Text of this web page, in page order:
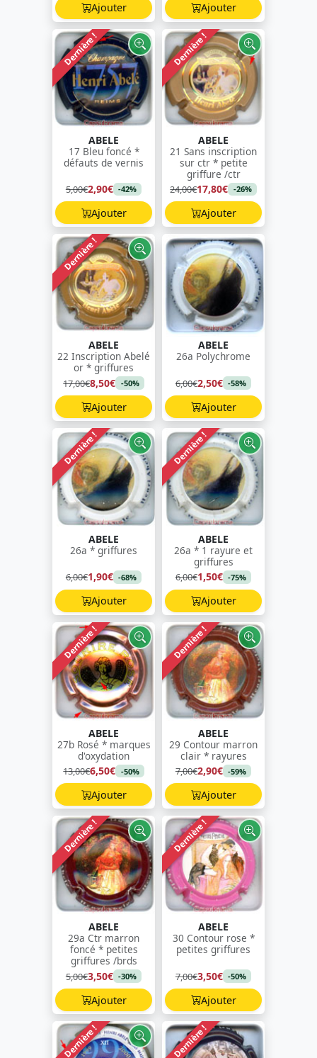
Ajouter
Ajouter
Dernière !
ABELE
17 Bleu foncé *
défauts de vernis
5,00€2,90€ -42%
Ajouter
Dernière !
ABELE
21 Sans inscription
sur ctr * petite
griffure /ctr
24,00€17,80€ -26%
Ajouter
Dernière !
ABELE
22 Inscription Abelé
or * griffures
17,00€8,50€ -50%
Ajouter
ABELE
26a Polychrome
6,00€2,50€ -58%
Ajouter
Dernière !
ABELE
26a * griffures
6,00€1,90€ -68%
Ajouter
Dernière !
ABELE
26a * 1 rayure et
griffures
6,00€1,50€ -75%
Ajouter
Dernière !
ABELE
27b Rosé * marques
d'oxydation
13,00€6,50€ -50%
Ajouter
Dernière !
ABELE
29 Contour marron
clair * rayures
7,00€2,90€ -59%
Ajouter
Dernière !
ABELE
29a Ctr marron
foncé * petites
griffures /brds
5,00€3,50€ -30%
Ajouter
Dernière !
ABELE
30 Contour rose *
petites griffures
7,00€3,50€ -50%
Ajouter
Dernière ! Dernière !